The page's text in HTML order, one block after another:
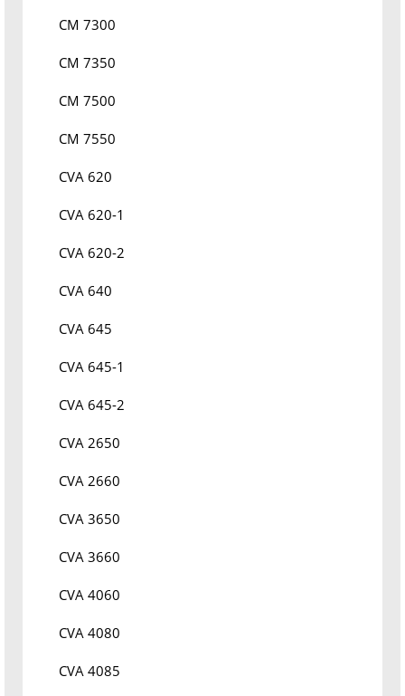
CM 7300
CM 7350
CM 7500
CM 7550
CVA 620
CVA 620-1
CVA 620-2
CVA 640
CVA 645
CVA 645-1
CVA 645-2
CVA 2650
CVA 2660
CVA 3650
CVA 3660
CVA 4060
CVA 4080
CVA 4085